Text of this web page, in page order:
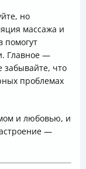
но
массажа и
помогут
Главное —
забывайте, что
проблемах
и любовью, и
—